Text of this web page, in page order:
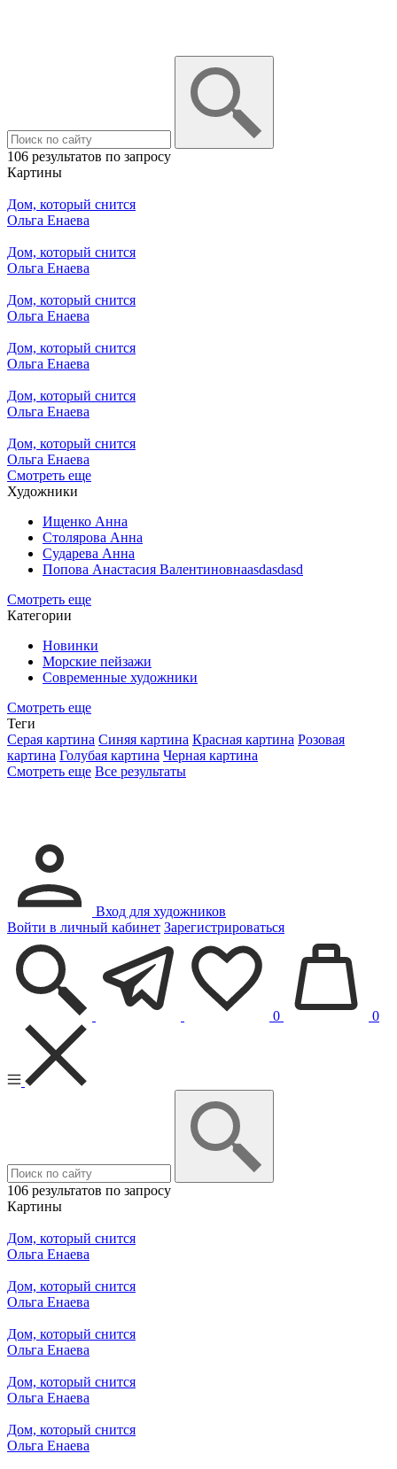
106 результатов по запросу
Картины
Дом, который снится
Ольга Енаева
Дом, который снится
Ольга Енаева
Дом, который снится
Ольга Енаева
Дом, который снится
Ольга Енаева
Дом, который снится
Ольга Енаева
Дом, который снится
Ольга Енаева
Смотреть еще
Художники
Ищенко Анна
Столярова Анна
Сударева Анна
Попова Анастасия Валентиновнаasdasdasd
Смотреть еще
Категории
Новинки
Морские пейзажи
Современные художники
Смотреть еще
Теги
Серая картина Синяя картина Красная картина Розовая
картина Голубая картина Черная картина
Смотреть еще Все результаты
Вход для художников
Войти в личный кабинет Зарегистрироваться
0 0
106 результатов по запросу
Картины
Дом, который снится
Ольга Енаева
Дом, который снится
Ольга Енаева
Дом, который снится
Ольга Енаева
Дом, который снится
Ольга Енаева
Дом, который снится
Ольга Енаева